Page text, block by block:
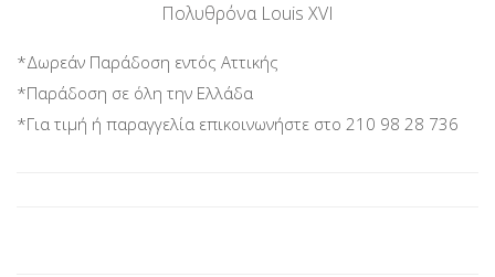
Πολυθρόνα Louis XVI
*Δωρεάν Παράδοση εντός Αττικής
*Παράδοση σε όλη την Ελλάδα
*Για τιμή ή παραγγελία επικοινωνήστε στο 210 98 28 736